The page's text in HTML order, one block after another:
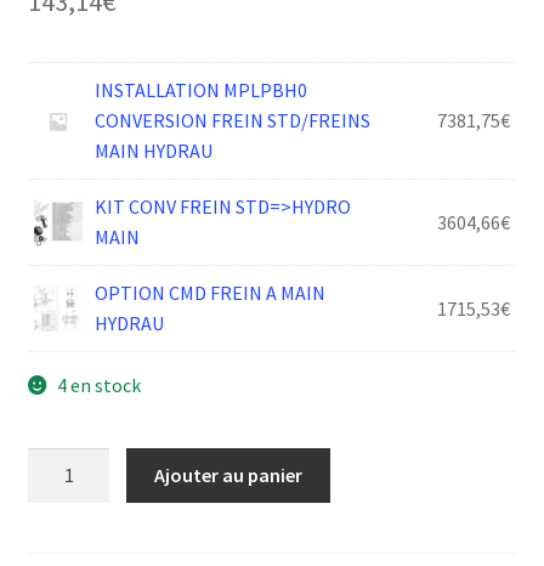
INSTALLATION MPLPBH0
CONVERSION FREIN STD/FREINS
MAIN HYDRAU
7381,75€
KIT CONV FREIN STD=>HYDRO
MAIN
3604,66€
OPTION CMD FREIN A MAIN
HYDRAU
1715,53€
4 en stock
Ajouter au panier